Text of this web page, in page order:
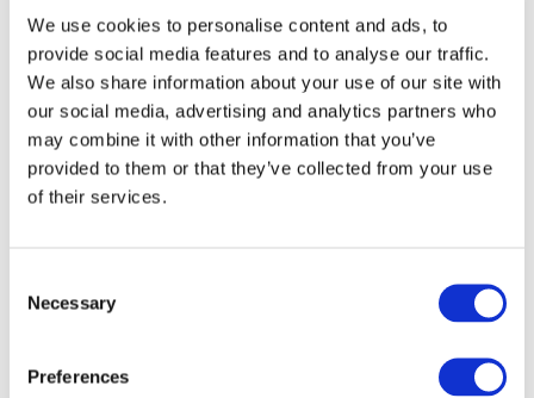
We use cookies to personalise content and ads, to
provide social media features and to analyse our traffic.
We also share information about your use of our site with
our social media, advertising and analytics partners who
may combine it with other information that you’ve
provided to them or that they’ve collected from your use
of their services.
Selection
Necessary
Preferences
Adress
Seravo Oy
Momsnummer